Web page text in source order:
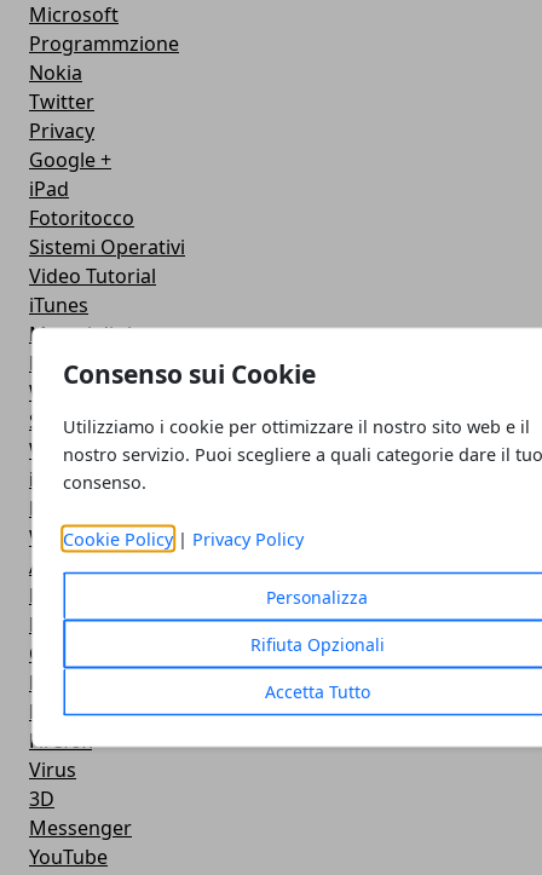
Consenso sui Cookie
Utilizziamo i cookie per ottimizzare il nostro sito web e il
nostro servizio. Puoi scegliere a quali categorie dare il
consenso.
Cookie Policy | Privacy Policy
Personalizza
Rifiuta Opzionali
Accetta Tutto
Microsoft
Programmzione
Nokia
Twitter
Privacy
Google +
iPad
Fotoritocco
Sistemi Operativi
Video Tutorial
iTunes
Motori di ricerca
NoteBook
Wireless
Samsung
Web Master
iPod
PlayStation
Wallpapers
Adobe
Dispositivi USB
Masterizzazione
Open Source
PayPal
Browser
Firefox
Virus
3D
Messenger
YouTube